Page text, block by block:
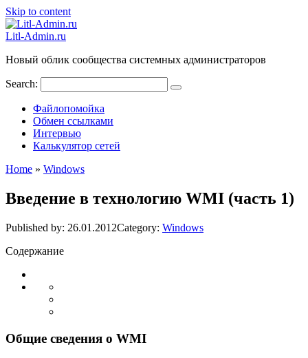
Skip to content
Litl-Admin.ru
Новый облик сообщества системных администраторов
Search:
Файлопомойка
Обмен ссылками
Интервью
Калькулятор сетей
Home » Windows
Введение в технологию WMI (часть 1)
Published by: 26.01.2012Category: Windows
Содержание
Общие сведения о WMI